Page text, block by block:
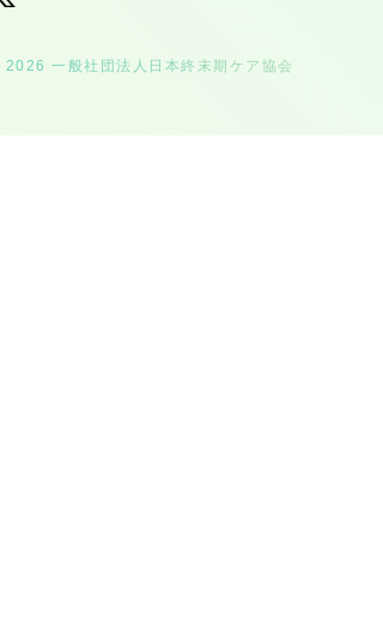
一般社団法人日本終末期ケア協会